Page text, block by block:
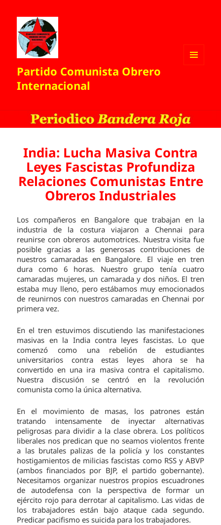
Partido Comunista Obrero
Internacional
India: Lucha Masiva Contra
Leyes Fascistas Profundiza
Relaciones Comunistas Entre
Obreros Industriales
Los compañeros en Bangalore que trabajan en la
industria de la costura viajaron a Chennai para
reunirse con obreros automotrices. Nuestra visita fue
posible gracias a las generosas contribuciones de
nuestros camaradas en Bangalore. El viaje en tren
dura como 6 horas. Nuestro grupo tenía cuatro
camaradas mujeres, un camarada y dos niños. El tren
estaba muy lleno, pero estábamos muy emocionados
de reunirnos con nuestros camaradas en Chennai por
primera vez.
En el tren estuvimos discutiendo las manifestaciones
masivas en la India contra leyes fascistas. Lo que
comenzó como una rebelión de estudiantes
universitarios contra estas leyes ahora se ha
convertido en una ira masiva contra el capitalismo.
Nuestra discusión se centró en la revolución
comunista como la única alternativa.
En el movimiento de masas, los patrones están
tratando intensamente de inyectar alternativas
peligrosas para dividir a la clase obrera. Los políticos
liberales nos predican que no seamos violentos frente
a las brutales palizas de la policía y los constantes
hostigamientos de milicias fascistas como RSS y ABVP
(ambos financiados por BJP, el partido gobernante).
Necesitamos organizar nuestros propios escuadrones
de autodefensa con la perspectiva de formar un
ejército rojo para derrotar al capitalismo. Las vidas de
los trabajadores están bajo ataque cada segundo.
Predicar pacifismo es suicida para los trabajadores.